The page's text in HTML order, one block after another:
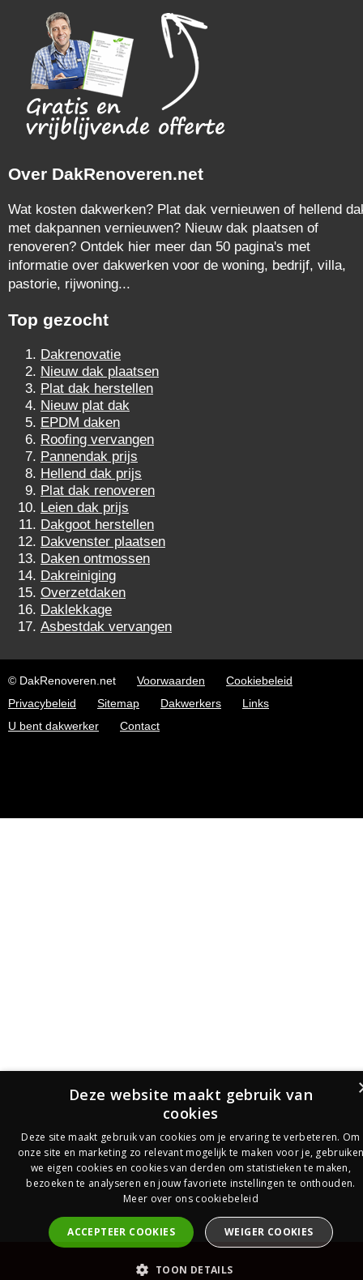
Over DakRenoveren.net
Wat kosten dakwerken? Plat dak vernieuwen of hellend
met dakpannen vernieuwen? Nieuw dak plaatsen of
renoveren? Ontdek hier meer dan 50 pagina's met
informatie over dakwerken voor de woning, bedrijf, villa,
pastorie, rijwoning...
Top gezocht
Dakrenovatie
Nieuw dak plaatsen
Plat dak herstellen
Nieuw plat dak
EPDM daken
Roofing vervangen
Pannendak prijs
Hellend dak prijs
Plat dak renoveren
Leien dak prijs
Dakgoot herstellen
Dakvenster plaatsen
Daken ontmossen
Dakreiniging
Overzetdaken
Daklekkage
Asbestdak vervangen
© DakRenoveren.net Voorwaarden
Cookiebeleid
Privacybeleid
Sitemap Dakwerkers
Links
U bent dakwerker
Contact
PrijsOfferte
Deze website maakt gebruik van
cookies
Deze site maakt gebruik van cookies om je ervaring te verbeteren. Om
onze site en marketing zo relevant mogelijk te maken voor je,
we eigen cookies en cookies van derden om statistieken te maken,
bezoeken te analyseren en jouw favoriete instellingen te onthouden.
Meer over ons cookiebeleid
ACCEPTEER COOKIES WEIGER COOKIES
TOON DETAILS